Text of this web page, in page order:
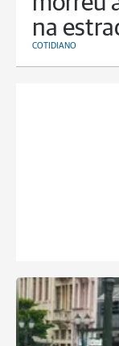
na
COTIDIANO